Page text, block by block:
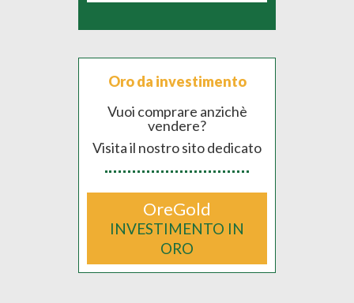
Oro da investimento
Vuoi comprare anzichè
vendere?
Visita il nostro sito dedicato
OreGold
INVESTIMENTO IN
ORO